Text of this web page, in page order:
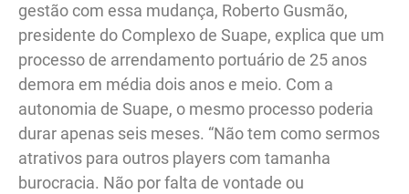
gestão com essa mudança, Roberto Gusmão,
presidente do Complexo de Suape, explica que um
processo de arrendamento portuário de 25 anos
demora em média dois anos e meio. Com a
autonomia de Suape, o mesmo processo poderia
durar apenas seis meses. “Não tem como sermos
atrativos para outros players com tamanha
burocracia. Não por falta de vontade ou